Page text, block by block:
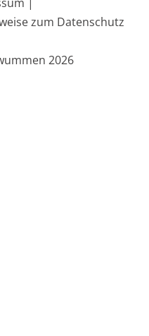
zum Datenschutz
2026